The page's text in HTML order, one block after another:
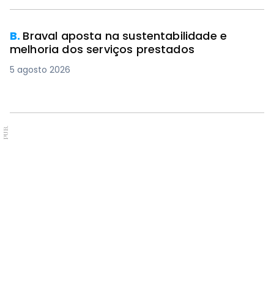
B. Braval aposta na sustentabilidade e
melhoria dos serviços prestados
5 agosto 2026
PUB.